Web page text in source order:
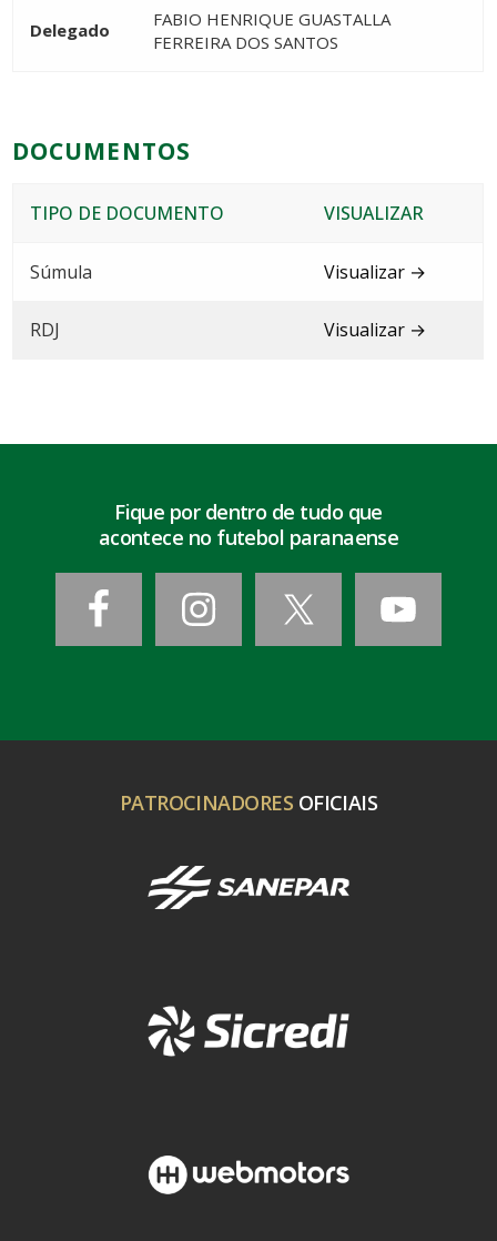
Delegado
FABIO HENRIQUE GUASTALLA
FERREIRA DOS SANTOS
DOCUMENTOS
TIPO DE DOCUMENTO VISUALIZAR
Súmula Visualizar →
RDJ Visualizar →
Fique por dentro de tudo que
acontece no futebol paranaense
PATROCINADORES OFICIAIS